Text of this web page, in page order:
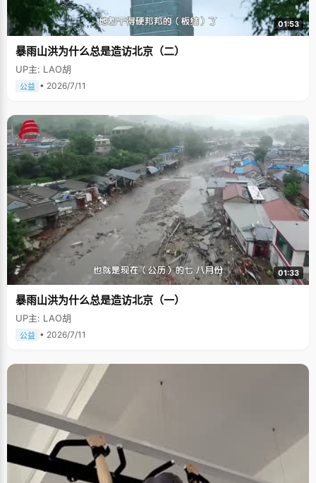
01:53
暴雨山洪为什么总是造访北京（二）
UP主: LAO胡
公益 • 2026/7/11
01:33
暴雨山洪为什么总是造访北京（一）
UP主: LAO胡
公益 • 2026/7/11